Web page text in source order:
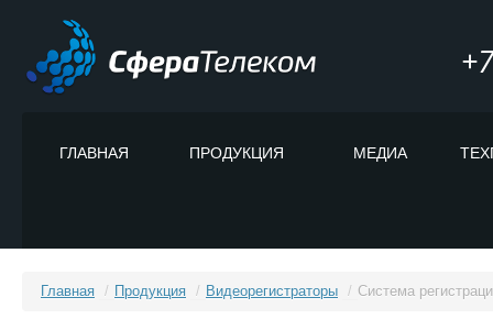
ГЛАВНАЯ ПРОДУКЦИЯ МЕДИА
Главная / Продукция / Видеорегистраторы / Система